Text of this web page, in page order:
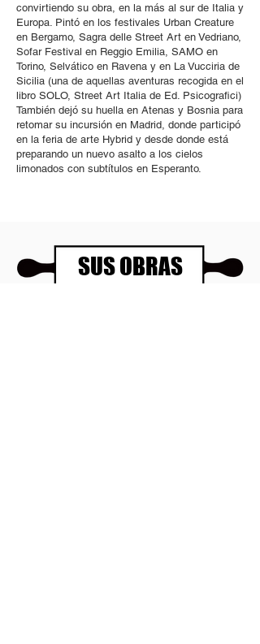
convirtiendo su obra, en la más al sur de Italia y
Europa. Pintó en los festivales Urban Creature
en Bergamo, Sagra delle Street Art en Vedriano,
Sofar Festival en Reggio Emilia, SAMO en
Torino, Selvático en Ravena y en La Vucciria de
Sicilia (una de aquellas aventuras recogida en el
libro SOLO, Street Art Italia de Ed. Psicografici)
También dejó su huella en Atenas y Bosnia para
retomar su incursión en Madrid, donde participó
en la feria de arte Hybrid y desde donde está
preparando un nuevo asalto a los cielos
limonados con subtítulos en Esperanto.
SUS OBRAS